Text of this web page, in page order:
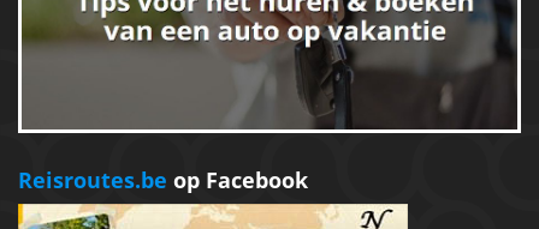
Reisroutes.be op Facebook